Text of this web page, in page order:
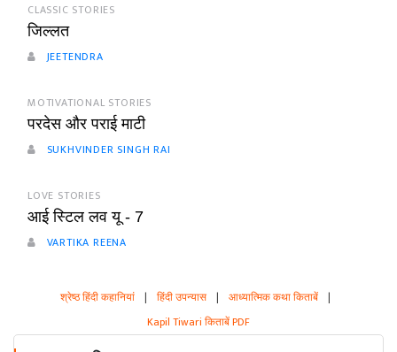
CLASSIC STORIES
जिल्लत
JEETENDRA
MOTIVATIONAL STORIES
परदेस और पराई माटी
SUKHVINDER SINGH RAI
LOVE STORIES
आई स्टिल लव यू - 7
VARTIKA REENA
श्रेष्ठ हिंदी कहानियां | हिंदी उपन्यास | आध्यात्मिक कथा किताबें |
Kapil Tiwari किताबें PDF